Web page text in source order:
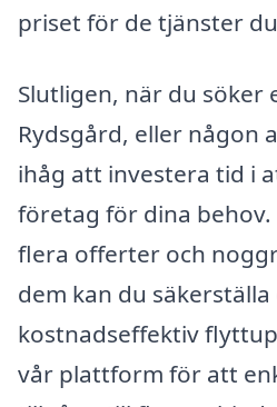
priset för de tjänster
Slutligen, när du
Rydsgård, eller någon
ihåg att investera tid i
företag för dina
flera offerter och
dem kan du
kostnadseffektiv
vår plattform för att